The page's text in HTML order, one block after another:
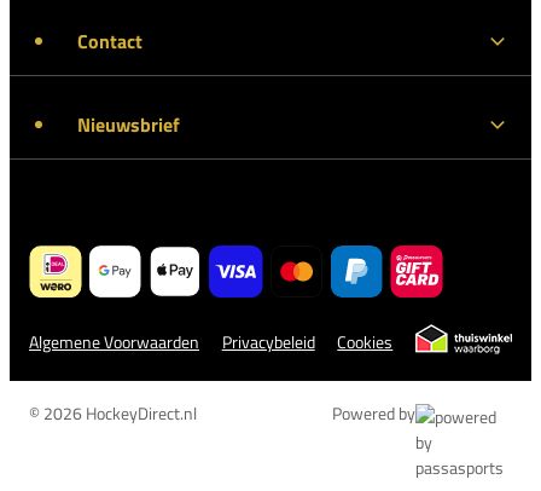
Contact
Nieuwsbrief
Algemene Voorwaarden Privacybeleid Cookies
© 2026 HockeyDirect.nl Powered by